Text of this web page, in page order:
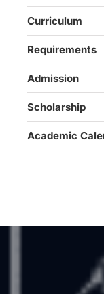
Curriculum
Requirements
Admission
Scholarship
Academic